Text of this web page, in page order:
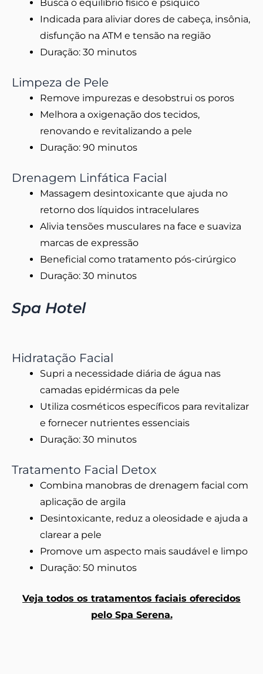
Busca o equilíbrio físico e psíquico
Indicada para aliviar dores de cabeça, insônia,
disfunção na ATM e tensão na região
Duração: 30 minutos
Limpeza de Pele
Remove impurezas e desobstrui os poros
Melhora a oxigenação dos tecidos,
renovando e revitalizando a pele
Duração: 90 minutos
Drenagem Linfática Facial
Massagem desintoxicante que ajuda no
retorno dos líquidos intracelulares
Alivia tensões musculares na face e suaviza
marcas de expressão
Beneficial como tratamento pós-cirúrgico
Duração: 30 minutos
Spa Hotel
Hidratação Facial
Supri a necessidade diária de água nas
camadas epidérmicas da pele
Utiliza cosméticos específicos para revitalizar
e fornecer nutrientes essenciais
Duração: 30 minutos
Tratamento Facial Detox
Combina manobras de drenagem facial com
aplicação de argila
Desintoxicante, reduz a oleosidade e ajuda a
clarear a pele
Promove um aspecto mais saudável e limpo
Duração: 50 minutos
Veja todos os tratamentos faciais oferecidos
pelo Spa Serena.